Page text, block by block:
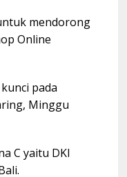
mendorong
Online
pada
Minggu
C yaitu DKI